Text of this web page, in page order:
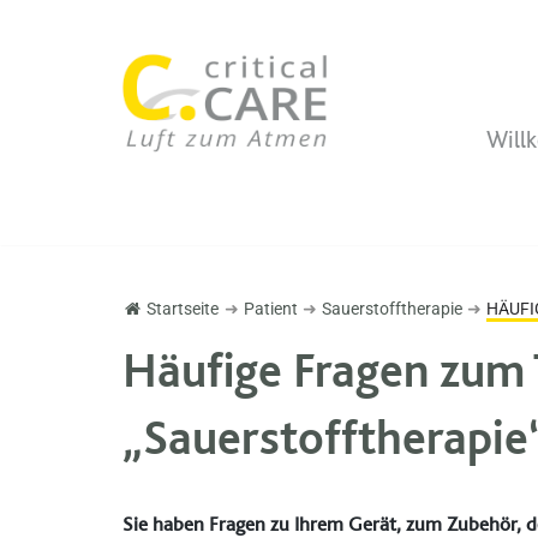
➔ Reiseservice
➔ Erstattung Stromkosten
➔ Atemtrainer
➔ Homecaremanagement
➔ Versorgungscenter
➔ B2B
➔ Unser Team
➔ Kommunikation
Startseite ➜ Patient ➜ Sauerstofftherapie ➜
Häufige Fragen zum
Sie haben Fragen zu Ihrem Gerät, zum